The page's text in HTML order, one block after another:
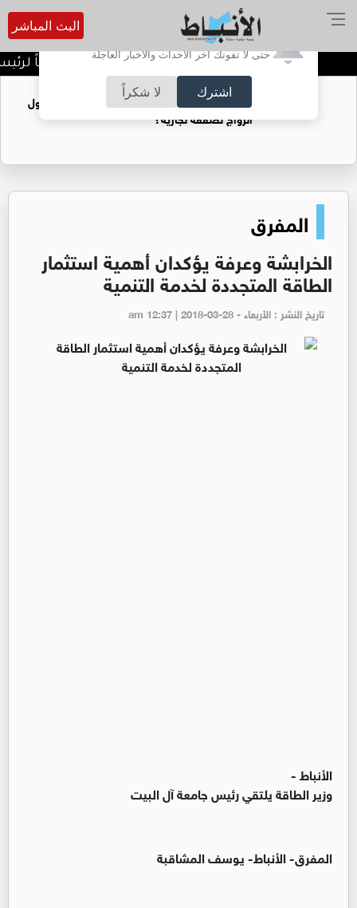
أترغب في تفعيل الإشعارات؟
حتى لا تفوتك آخر الأحداث والأخبار العاجلة
اشترك لا شكراً
البث المباشر
الأميرة آية بنت فيصل نائباً
فتيات يستغللنه لتحقيق مكاسب مادية.. هل تحول
الزواج لصفقة تجارية؟
المفرق
الخرابشة وعرفة يؤكدان أهمية استثمار
الطاقة المتجددة لخدمة التنمية
تاريخ النشر : الأربعاء - am 12:37 | 2018-03-28
الأنباط -
وزير الطاقة يلتقي رئيس جامعة آل البيت
المفرق- الأنباط- يوسف المشاقبة